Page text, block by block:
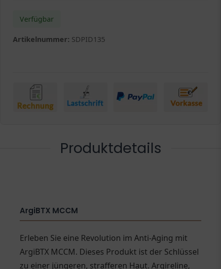
Verfügbar
Artikelnummer: SDPID135
Produktdetails
ArgiBTX MCCM
Erleben Sie eine Revolution im Anti-Aging mit
ArgiBTX MCCM. Dieses Produkt ist der Schlüssel
zu einer jüngeren, strafferen Haut. Argireline,